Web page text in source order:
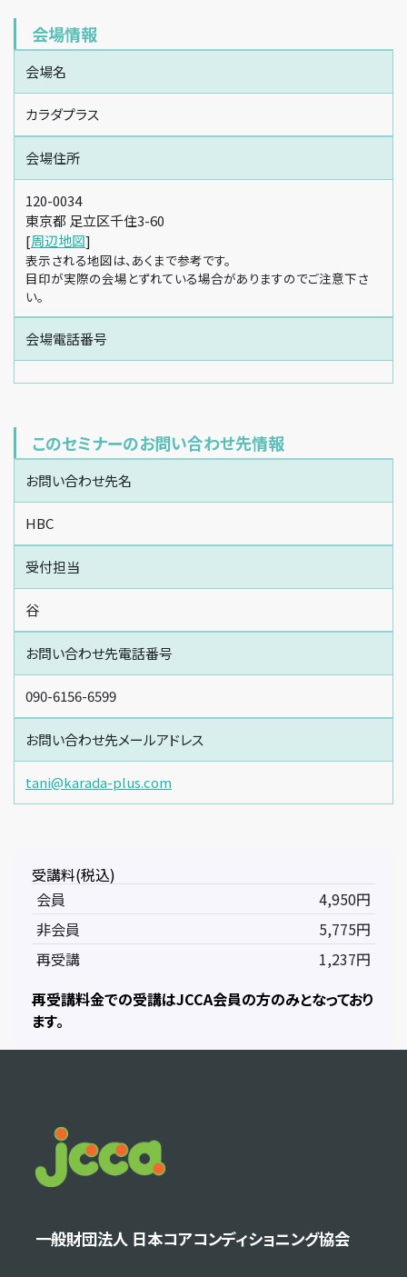
会場情報
会場名
カラダプラス
会場住所
120-0034
東京都 足立区千住3-60
[周辺地図]
表示される地図は、あくまで参考です。
目印が実際の会場とずれている場合がありますのでご注意下さ
い。
会場電話番号
このセミナーのお問い合わせ先情報
お問い合わせ先名
HBC
受付担当
谷
お問い合わせ先電話番号
090-6156-6599
お問い合わせ先メールアドレス
tani@karada-plus.com
受講料(税込)
会員
4,950円
非会員
5,775円
再受講
1,237円
再受講料金での受講はJCCA会員の方のみとなっており
ます。
一般財団法人 日本コアコンディショニング協会